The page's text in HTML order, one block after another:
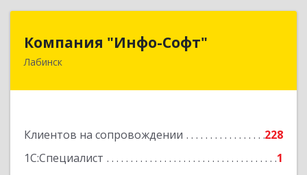
Компания "Инфо-Софт"
Лабинск
Клиентов на сопровождении
228
1С:Специалист
1
Компания "Инфо-Софт"
352500, Краснодарский край, Лабинский р-н,